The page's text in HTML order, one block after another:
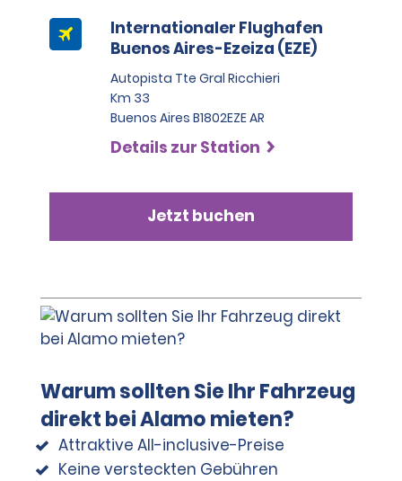
Internationaler Flughafen
Buenos Aires-Ezeiza (EZE)
Autopista Tte Gral Ricchieri
Km 33
Buenos Aires B1802EZE AR
Details zur Station
Jetzt buchen
Warum sollten Sie Ihr Fahrzeug
direkt bei Alamo mieten?
Attraktive All-inclusive-Preise
Keine versteckten Gebühren